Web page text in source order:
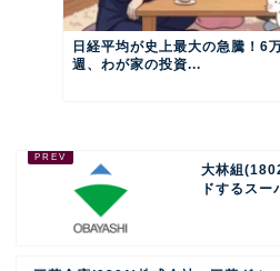
日経平均が史上最大の急騰！6
週、わが家の投資...
大林組
ドするス